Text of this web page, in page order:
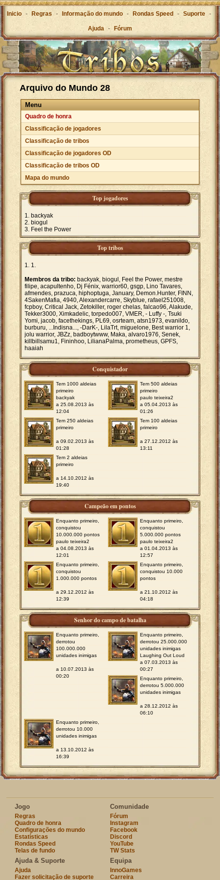
Inicio - Regras - Informação do mundo - Rondas Speed - Suporte -
Ajuda - Fórum
Arquivo do Mundo 28
Menu
Quadro de honra
Classificação de jogadores
Classificação de tribos
Classificação de jogadores OD
Classificação de tribos OD
Mapa do mundo
Top jogadores
backyak
biogul
Feel the Power
Top tribos
1.
Membros da tribo: backyak, biogul, Feel the Power, mestre
filipe, acapultenho, Dj Fénix, warrior60, gsgp, Lino Tavares,
afmendes, prazuca, hiphoptuga, January, Demon.Hunter, FINN,
4SakenMafia, 4940, Alexandercarre, Skyblue, rafael251008,
fcpboy, Critical Jack, Zetokiller, roger chelas, falcao96, Alakude,
Tekker3000, Ximkadelic, torpedo007, VMER, - Luffy -, Tsuki
Yomi, jacob, facethekings, PL69, osrteam, atsn1973, evanildo,
burburu, ...Indisna..., -DarK-, LilaTrt, miguelone, Best warrior 1,
jolu warrior, JBZz, badboytwww, Maka, alvaro1976, Senek,
killbillsamu1, Fininhoo, LilianaPalma, prometheus, GPFS,
haaiah
Conquistador
Tem 1000 aldeias
primeiro
backyak
a 25.08.2013 às
12:04
Tem 500 aldeias
primeiro
paulo teixeira2
a 05.04.2013 às
01:26
Tem 250 aldeias
primeiro
a 09.02.2013 às
01:28
Tem 100 aldeias
primeiro
a 27.12.2012 às
13:11
Tem 2 aldeias
primeiro
a 14.10.2012 às
19:40
Campeão em pontos
Enquanto primeiro,
conquistou
10.000.000 pontos
paulo teixeira2
a 04.08.2013 às
12:01
Enquanto primeiro,
conquistou
5.000.000 pontos
paulo teixeira2
a 01.04.2013 às
12:57
Enquanto primeiro,
conquistou
1.000.000 pontos
a 29.12.2012 às
12:39
Enquanto primeiro,
conquistou 10.000
pontos
a 21.10.2012 às
04:18
Senhor do campo de batalha
Enquanto primeiro,
derrotou
100.000.000
unidades inimigas
a 10.07.2013 às
00:20
Enquanto primeiro,
derrotou 25.000.000
unidades inimigas
Laughing Out Loud
a 07.03.2013 às
00:27
Enquanto primeiro,
derrotou 5.000.000
unidades inimigas
a 28.12.2012 às
06:10
Enquanto primeiro,
derrotou 10.000
unidades inimigas
a 13.10.2012 às
16:39
Jogo
Regras
Quadro de honra
Configurações do mundo
Estatísticas
Rondas Speed
Telas de fundo
Comunidade
Fórum
Instagram
Facebook
Discord
YouTube
TW Stats
Ajuda & Suporte
Ajuda
Fazer solicitação de suporte
Equipa
InnoGames
Carreira